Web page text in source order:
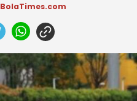
BolaTimes.com